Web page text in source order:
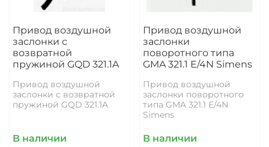
Привод воздушной
заслонки с
возвратной
пружиной GQD 321.1A
Привод воздушной
заслонки с возвратной
пружиной GQD 321.1A
В наличии
Привод воздушной
заслонки
поворотного типа
GMA 321.1 Е/4N Simens
Привод воздушной
заслонки поворотного
типа GMA 321.1 Е/4N
Simens
В наличии